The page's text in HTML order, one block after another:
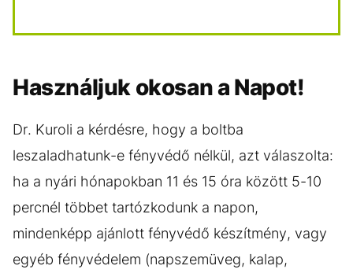
Használjuk okosan a Napot!
Dr. Kuroli a kérdésre, hogy a boltba
leszaladhatunk-e fényvédő nélkül, azt válaszolta:
ha a nyári hónapokban 11 és 15 óra között 5-10
percnél többet tartózkodunk a napon,
mindenképp ajánlott fényvédő készítmény, vagy
egyéb fényvédelem (napszemüveg, kalap,